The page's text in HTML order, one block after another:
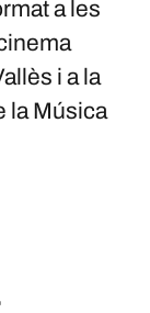
a les
i a la
la Música